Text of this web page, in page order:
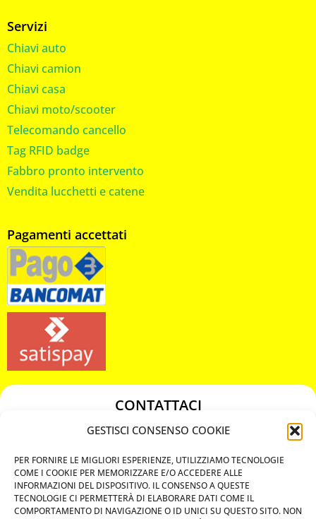
GESTISCI CONSENSO COOKIE
PER FORNIRE LE MIGLIORI ESPERIENZE, UTILIZZIAMO TECNOLOGIE
COME I COOKIE PER MEMORIZZARE E/O ACCEDERE ALLE
INFORMAZIONI DEL DISPOSITIVO. IL CONSENSO A QUESTE
TECNOLOGIE CI PERMETTERÀ DI ELABORARE DATI COME IL
COMPORTAMENTO DI NAVIGAZIONE O ID UNICI SU QUESTO SITO. NON
Servizi
Chiavi auto
Chiavi camion
Chiavi casa
Chiavi moto/scooter
Telecomando cancello
Tag RFID badge
Fabbro pronto intervento
Vendita lucchetti e catene
Pagamenti accettati
CONTATTACI
349 3863811
chiavicodificate@gmail.com
Privacy Policy